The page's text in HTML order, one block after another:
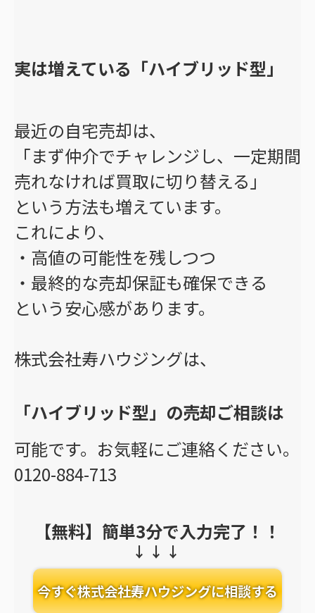
実は増えている「ハイブリッド型」
最近の自宅売却は、
「まず仲介でチャレンジし、一定期間
売れなければ買取に切り替える」
という方法も増えています。
これにより、
・高値の可能性を残しつつ
・最終的な売却保証も確保できる
という安心感があります。
株式会社寿ハウジングは、
「ハイブリッド型」の売却ご相談は
可能です。お気軽にご連絡ください。
0120-884-713
【無料】簡単3分で入力完了！！
今すぐ株式会社寿ハウジングに相談する